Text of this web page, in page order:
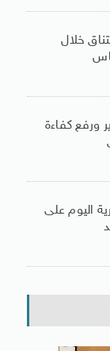
خلال
ورفع كفاءة
اليوم على